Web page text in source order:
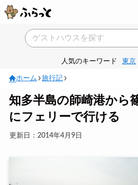
人気のキーワード 東京
ホーム 旅行記
知多半島の師崎港から
にフェリーで行ける
更新日：2014年4月9日